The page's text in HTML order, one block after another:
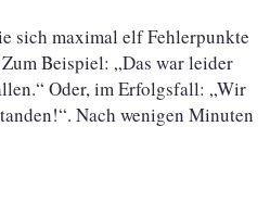
sich maximal elf Fehlerpunkte
Beispiel: „Das war leider
Oder, im Erfolgsfall: „Wir
Nach wenigen Minuten